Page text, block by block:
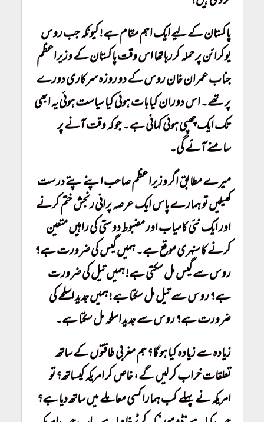
پاکستان کے لیے ایک اہم مقام ہے! کیونکہ جب روس
یوکرائن پر حملہ کررہا تھا اس وقت پاکستان کے وزیراعظم
جناب عمران خان روس کے دو روزہ سرکاری دورے
پر تھے۔ اس دوران کیا بات ہوئی کیا سیاست ہوئی یہ ابھی
تک ایک چھپی ہوئی کہانی ہے۔ جو کہ وقت آنے پر
سامنے آئے گی۔
میرے مطابق اگر وزیراعظم صاحب اپنے پتے درست
کھیلیں تو ہمارے پاس ایک عرصہ پرانی رنجش ختم کرنے
اور ایک نئی کامیاب اور مضبوط دوستی کی راہیں متعین
کرنے کا سنہری موقع ہے۔ ہمیں گیس کی ضرورت ہے؟
روس سے گیس مل سکتی ہے! ہمیں تیل کی ضرورت
ہے؟ روس سے تیل مل سکتا ہے! ہمیں جدید اسلحے کی
ضرورت ہے؟ روس سے جدید اسلحہ مل سکتا ہے۔
زیادہ سے زیادہ کیا ہو گا؟ ہم مغربی طاقتوں کے ساتھ
تعلقات خراب کر لیں گے، خاص کر امریکہ کیساتھ؟ تو
امریکہ نے پہلے کب ہمارا کسی معاملے میں ساتھ دیا ہے؟